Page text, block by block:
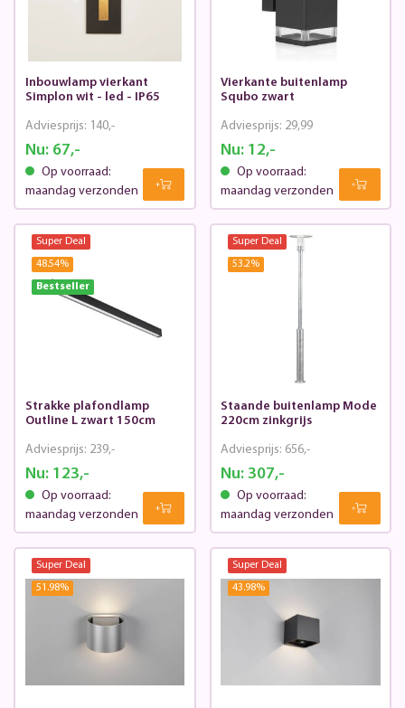
Inbouwlamp vierkant
Simplon wit - led - IP65
Nu:67,-
Adviesprijs: 140,-
Op voorraad:
maandag verzonden
Vierkante buitenlamp
Squbo zwart
Nu: 12,-
Adviesprijs: 29,99
Op voorraad:
maandag verzonden
Super Deal
48.54%
Bestseller
Strakke plafondlamp
Outline L zwart 150cm
Nu:123,-
Adviesprijs: 239,-
Op voorraad:
maandag verzonden
Super Deal
53.2%
Staande buitenlamp Mode
220cm zinkgrijs
Nu: 307,-
Adviesprijs: 656,-
Op voorraad:
maandag verzonden
Super Deal
51.98%
Super Deal
43.98%